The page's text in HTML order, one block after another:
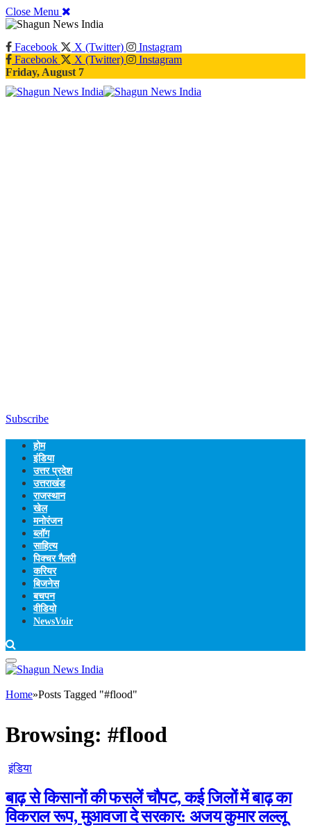
Close Menu
Facebook X (Twitter)
Instagram
Facebook
X (Twitter)
Instagram
Friday, August 7
Subscribe
होम
इंडिया
उत्तर प्रदेश
उत्तराखंड
राजस्थान
खेल
मनोरंजन
ब्लॉग
साहित्य
पिक्चर गैलरी
करियर
बिजनेस
बचपन
वीडियो
NewsVoir
Home»Posts Tagged "#flood"
Browsing: #flood
इंडिया
बाढ़ से किसानों की फसलें चौपट, कई जिलों में बाढ़ का
विकराल रूप, मुआवजा दे सरकार: अजय कुमार लल्लू